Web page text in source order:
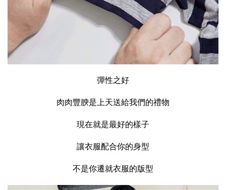
彈性之好
肉肉豐腴是上天送給我們的禮物
現在就是最好的樣子
讓衣服配合你的身型
不是你遷就衣服的版型